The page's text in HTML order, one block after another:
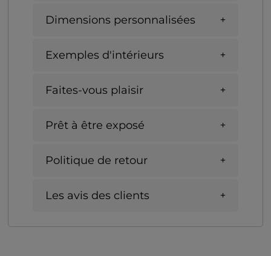
Dimensions personnalisées
Exemples d'intérieurs
Faites-vous plaisir
Prêt à être exposé
Politique de retour
Les avis des clients